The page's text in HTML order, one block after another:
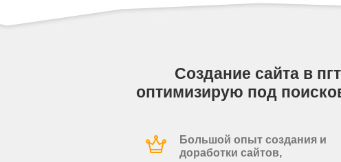
Создание сайта в
оптимизирую под
Большой опыт создания и
доработки сайтов,